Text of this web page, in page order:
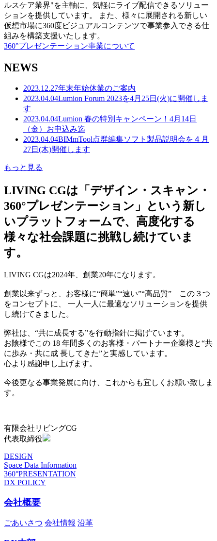
ルスケア業界"を主軸に、気軽にライブ配信できるソリュー
ションを提供しています。 また、様々に展開される新しい
仮想市場に360度ビジュアルコンテンツで事業参入できる仕
組みを構築支援いたします。
360°プレゼンテーション事業について
NEWS
2023.12.27年末年始休業のご案内
2023.04.04Lumion Forum 2023を4月25日(火)に開催しま
す
2023.04.04Lumion 春の特別キャンペーン！4月14日
（金）お申込み迄
2023.04.04BIMmTool点群編集ソフト製品説明会を４月
27日(木)開催します
もっと見る
LIVING CGは「デザイン・スキャン・
360°プレゼンテーション」という新し
いプラットフォームで、高度化する
様々な社会課題に挑戦し続けていま
す。
LIVING CGは2024年、創業20年になります。
創業以来ずっと、お客様に“簡単”“速い”“高品質” この３つ
をコンセプトに、 一人一人に最適なソリューションを提供
し続けてきました。
弊社は、“共に成長する”を行動指針に掲げています。
お陰様でこの 18 年間多くのお客様・パートナー企業様と“共
に歩み・共に成 長してきた”と実感しています。
心より感謝申し上げます。
今後更なる事業発展に向け、これからも宜しくお願い致しま
す。
有限会社リビングCG
代表取締役
DESIGN
Space Data Information
360°PRESENTATION
DX POLICY
会社概要
ごあいさつ 会社情報 沿革